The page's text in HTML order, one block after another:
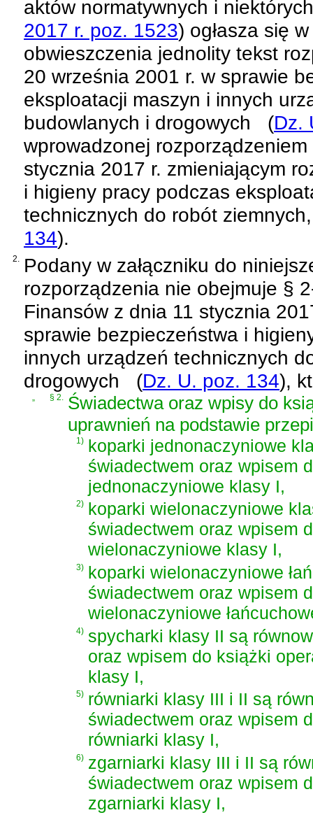
aktów normatywnych i
2017 r. poz. 1523) ogłasza się
obwieszczenia jednolity tekst
20 września 2001 r. w sprawie
eksploatacji maszyn i innych
budowlanych i drogowych
(Dz.
wprowadzonej
stycznia 2017 r. zmieniającym
i higieny pracy podczas
technicznych do robót
134).
2. Podany w załączniku do
rozporządzenia nie obejmuje §
Finansów z dnia 11 stycznia
sprawie bezpieczeństwa i
innych urządzeń technicznych
drogowych
(Dz. U. poz. 134),
„ § 2. Świadectwa oraz wpisy do
uprawnień na podstawie
1) koparki jednonaczyniowe
świadectwem oraz wpisem
jednonaczyniowe klasy I,
2) koparki wielonaczyniowe
świadectwem oraz wpisem
wielonaczyniowe klasy I,
3) koparki wielonaczyniowe
świadectwem oraz wpisem
wielonaczyniowe
4) spycharki klasy II są
oraz wpisem do książki
klasy I,
5) równiarki klasy III i II są
świadectwem oraz wpisem
równiarki klasy I,
6) zgarniarki klasy III i II są
świadectwem oraz wpisem
zgarniarki klasy I,